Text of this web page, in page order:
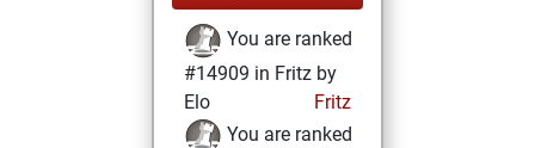
You are ranked
#14909 in Fritz by
Elo
Fritz
You are ranked